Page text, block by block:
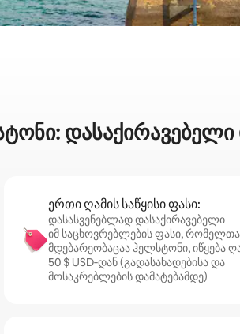
ერთი ღამის საწყისი ფასი:
დასასვენებლად დასაქირავებელი
იმ საცხოვრებლების ფასი, რომელთა
მდებარეობაცაა ჰელსტონი, იწყება
50 $ USD‑დან (გადასახადებისა და
მოსაკრებლების დამატებამდე)